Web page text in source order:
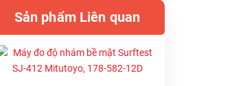
Sản phẩm Liên quan